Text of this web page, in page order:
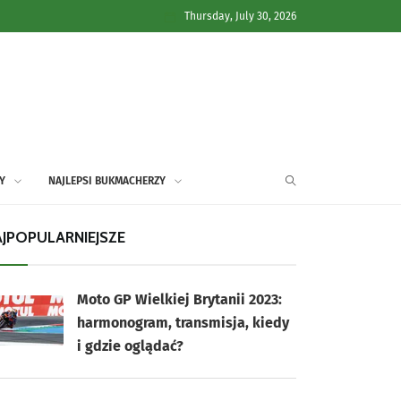
Thursday, July 30, 2026
NAJLEPSI BUKMACHERZY
Moto GP Wielkiej Brytanii 2023:
harmonogram, transmisja, kiedy
i gdzie oglądać?